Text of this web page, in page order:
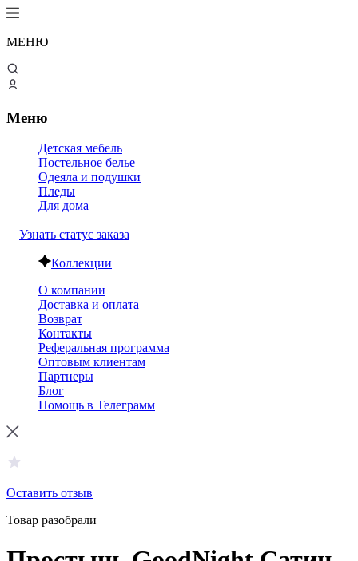
МЕНЮ
Меню
Детская мебель
Постельное белье
Одеяла и подушки
Пледы
Для дома
Узнать статус заказа
Коллекции
О компании
Доставка и оплата
Возврат
Контакты
Реферальная программа
Оптовым клиентам
Партнеры
Блог
Помощь в Телеграмм
Оставить отзыв
Товар разобрали